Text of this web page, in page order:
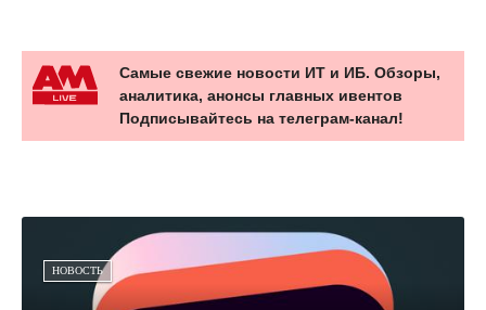
Самые свежие новости ИТ и ИБ. Обзоры,
аналитика, анонсы главных ивентов
Подписывайтесь на телеграм-канал!
НОВОСТЬ